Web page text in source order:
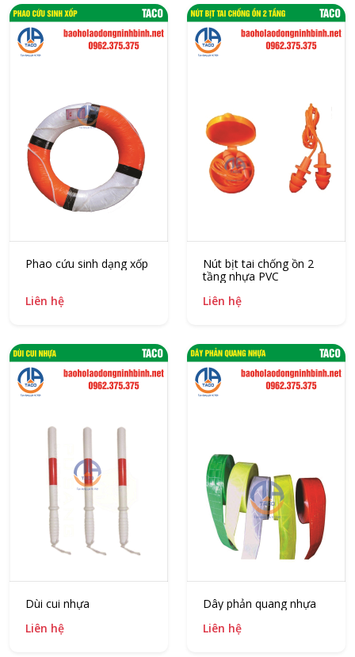
Phao cứu sinh dạng xốp
Liên hệ
Nút bịt tai chống ồn 2
tầng nhựa PVC
Liên hệ
Dùi cui nhựa
Liên hệ
Dây phản quang nhựa
Liên hệ